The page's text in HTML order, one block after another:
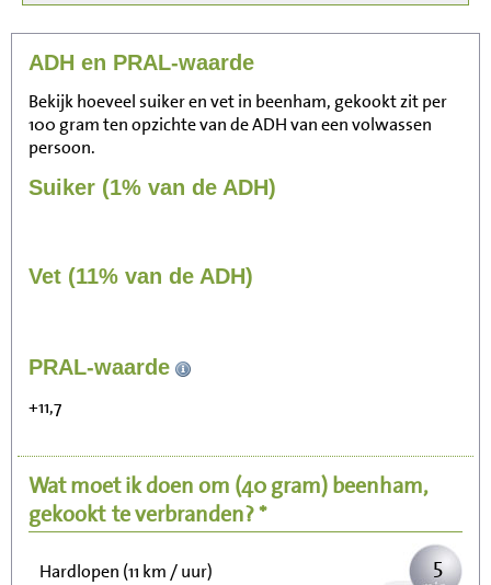
ADH en PRAL-waarde
Bekijk hoeveel suiker en vet in beenham, gekookt zit per
100 gram ten opzichte van de ADH van een volwassen
persoon.
Suiker (1% van de ADH)
Vet (11% van de ADH)
PRAL-waarde
+11,7
Wat moet ik doen om (40 gram)beenham,
gekookt te verbranden? *
Zitten, tv kijken
Wandelen (5 km/uur)
Hardlopen (11 km / uur) 5